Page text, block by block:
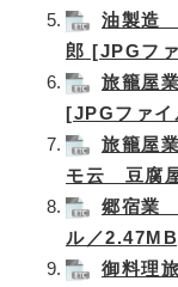
油製造
郎 [JPGフ
旅籠屋
[JPGファ
旅籠屋
モ云 豆腐
郷宿業
ル／
御料理